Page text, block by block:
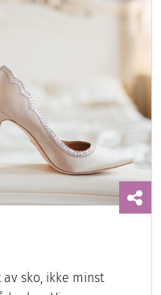
sko, ikke minst